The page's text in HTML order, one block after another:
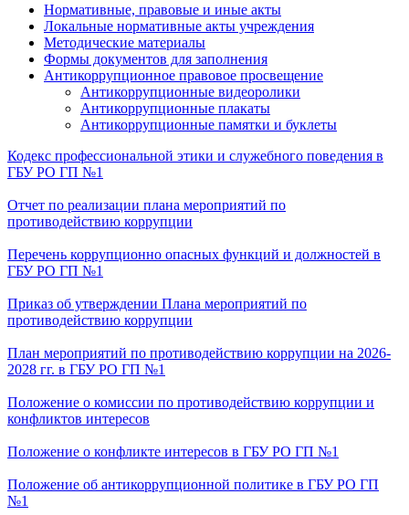
Нормативные, правовые и иные акты
Локальные нормативные акты учреждения
Методические материалы
Формы документов для заполнения
Антикоррупционное правовое просвещение
Антикоррупционные видеоролики
Антикоррупционные плакаты
Антикоррупционные памятки и буклеты
Кодекс профессиональной этики и служебного поведения в
ГБУ РО ГП №1
Отчет по реализации плана мероприятий по
противодействию коррупции
Перечень коррупционно опасных функций и должностей в
ГБУ РО ГП №1
Приказ об утверждении Плана мероприятий по
противодействию коррупции
План мероприятий по противодействию коррупции на 2026-
2028 гг. в ГБУ РО ГП №1
Положение о комиссии по противодействию коррупции и
конфликтов интересов
Положение о конфликте интересов в ГБУ РО ГП №1
Положение об антикоррупционной политике в ГБУ РО ГП
№1